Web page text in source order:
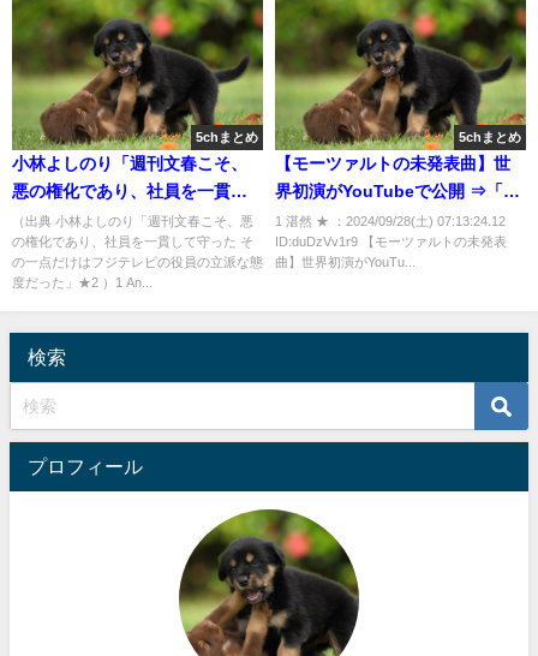
5chまとめ
小林よしのり「週刊文春こそ、
悪の権化であり、社員を一貫し
て守った その一点だけはフジテ
レビの役員の立派な態度だっ
た」★2 [Anonymous★]
（出典 小林よしのり「週刊文春こそ、悪
の権化であり、社員を一貫して守った そ
の一点だけはフジテレビの役員の立派な態
度だった」★2 ）1 An...
5chまとめ
【モーツァルトの未発表曲】世
界初演がYouTubeで公開 ⇒「と
ても純粋で希望に満ちている」
「新発見のモーツァルトに出会
1 湛然 ★ ：2024/09/28(土) 07:13:24.12
ID:duDzVv1r9 【モーツァルトの未発表
曲】世界初演がYouTu...
検索
プロフィール